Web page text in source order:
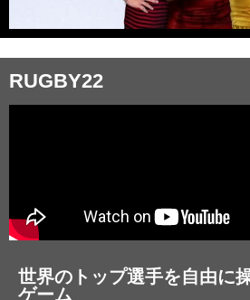
RUGBY22
世界のトップ選手を自由に
ゲーム